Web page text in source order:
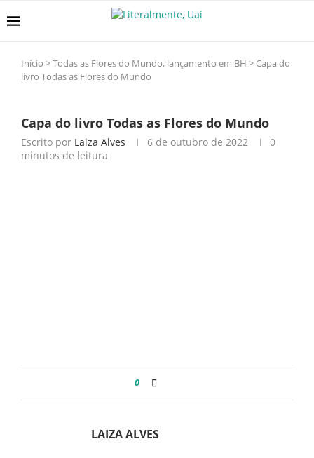
Início >Todas as Flores do Mundo, lançamento em BH > Capa do
livro Todas as Flores do Mundo
Capa do livro Todas as Flores do Mundo
Escrito por Laiza Alves 6 de outubro de 2022
0
minutos de leitura
0
LAIZA ALVES